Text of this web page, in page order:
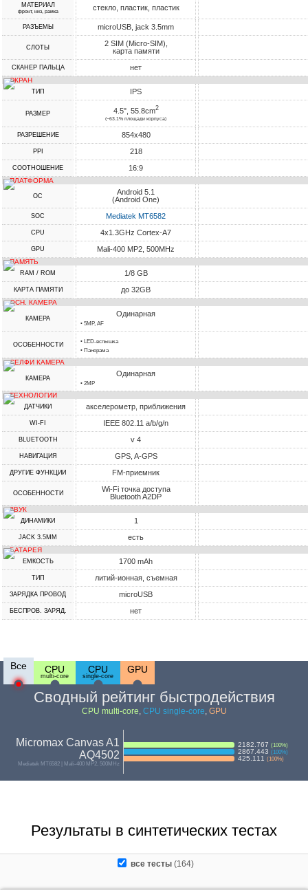
МАТЕРИАЛ
фронт, низ, рамка стекло, пластик, пластик
РАЗЪЕМЫ microUSB, jack 3.5mm
СЛОТЫ
2 SIM (Micro-SIM),
карта памяти
СКАНЕР ПАЛЬЦА нет
ЭКРАН
ТИП IPS
РАЗМЕР 4.5", 55.8cm2
(~63.1% площади корпуса)
РАЗРЕШЕНИЕ 854x480
PPI 218
СООТНОШЕНИЕ 16:9
ПЛАТФОРМА
ОС
Android 5.1
(Android One)
SOC Mediatek MT6582
CPU 4x1.3GHz Cortex-A7
GPU Mali-400 MP2, 500MHz
ПАМЯТЬ
RAM / ROM 1/8 GB
КАРТА ПАМЯТИ до 32GB
ОСН. КАМЕРА
КАМЕРА
Одинарная
• 5MP, AF
ОСОБЕННОСТИ
• LED-вспышка
• Панорама
СЕЛФИ КАМЕРА
КАМЕРА
Одинарная
• 2MP
ТЕХНОЛОГИИ
ДАТЧИКИ акселерометр, приближения
WI-FI IEEE 802.11 a/b/g/n
BLUETOOTH v 4
НАВИГАЦИЯ GPS, A-GPS
ДРУГИЕ ФУНКЦИИ FM-приемник
ОСОБЕННОСТИ
Wi-Fi точка доступа
Bluetooth A2DP
ЗВУК
ДИНАМИКИ 1
JACK 3.5MM есть
БАТАРЕЯ
ЕМКОСТЬ 1700 mAh
ТИП литий-ионная, съемная
ЗАРЯДКА ПРОВОД microUSB
БЕСПРОВ. ЗАРЯД. нет
Все CPU
multi-core
CPU
single-core
GPU
Сводный рейтинг быстродействия
CPU multi-core, CPU single-core, GPU
Micromax Canvas A1
AQ4502
Mediatek MT6582 | Mali-400 MP2, 500MHz
2182.767 (100%)
2867.443 (100%)
425.111 (100%)
Результаты в синтетических тестах
все тесты(164)